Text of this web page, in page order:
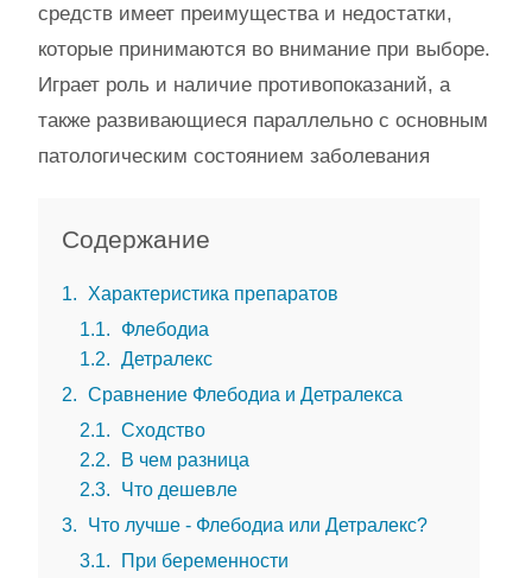
средств имеет преимущества и недостатки,
которые принимаются во внимание при выборе.
Играет роль и наличие противопоказаний, а
также развивающиеся параллельно с основным
патологическим состоянием заболевания
Содержание
1
Характеристика препаратов
1.1
Флебодиа
1.2
Детралекс
2
Сравнение Флебодиа и Детралекса
2.1
Сходство
2.2
В чем разница
2.3
Что дешевле
3
Что лучше - Флебодиа или Детралекс?
3.1
При беременности